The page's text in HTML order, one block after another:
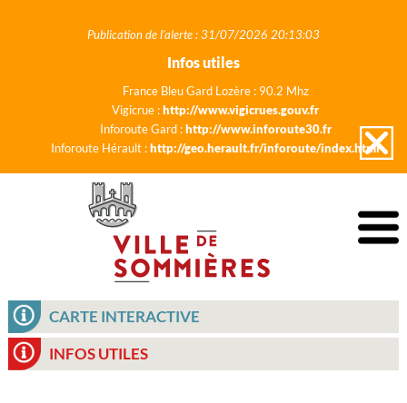
Publication de l'alerte : 31/07/2026 20:13:03
Infos utiles
France Bleu Gard Lozère : 90.2 Mhz
Vigicrue :http://www.vigicrues.gouv.fr
Inforoute Gard :http://www.inforoute30.fr
Inforoute Hérault :http://geo.herault.fr/inforoute/index.html
CARTE INTERACTIVE
INFOS UTILES